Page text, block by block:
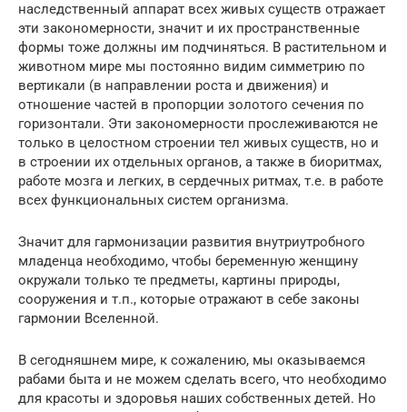
наследственный аппарат всех живых существ отражает
эти закономерности, значит и их пространственные
формы тоже должны им подчиняться. В растительном и
животном мире мы постоянно видим симметрию по
вертикали (в направлении роста и движения) и
отношение частей в пропорции золотого сечения по
горизонтали. Эти закономерности прослеживаются не
только в целостном строении тел живых существ, но и
в строении их отдельных органов, а также в биоритмах,
работе мозга и легких, в сердечных ритмах, т.е. в работе
всех функциональных систем организма.
Значит для гармонизации развития внутриутробного
младенца необходимо, чтобы беременную женщину
окружали только те предметы, картины природы,
сооружения и т.п., которые отражают в себе законы
гармонии Вселенной.
В сегодняшнем мире, к сожалению, мы оказываемся
рабами быта и не можем сделать всего, что необходимо
для красоты и здоровья наших собственных детей. Но